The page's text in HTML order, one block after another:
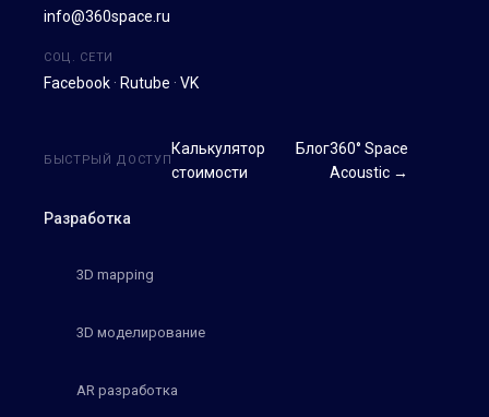
info@360space.ru
СОЦ. СЕТИ
Facebook · Rutube · VK
Разработка
3D mapping
3D моделирование
AR разработка
БЫСТРЫЙ ДОСТУП
Калькулятор
стоимости
Блог360° Space
Acoustic →